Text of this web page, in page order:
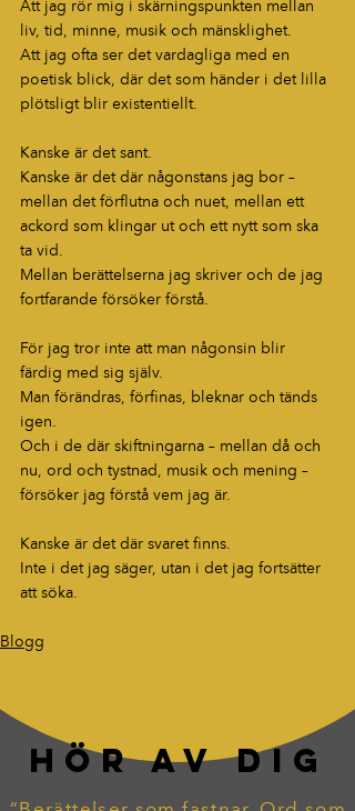
Att jag rör mig i skärningspunkten mellan
liv, tid, minne, musik och mänsklighet.
Att jag ofta ser det vardagliga med en
poetisk blick, där det som händer i det lilla
plötsligt blir existentiellt.
Kanske är det sant.
Kanske är det där någonstans jag bor –
mellan det förflutna och nuet, mellan ett
ackord som klingar ut och ett nytt som ska
ta vid.
Mellan berättelserna jag skriver och de jag
fortfarande försöker förstå.
För jag tror inte att man någonsin blir
färdig med sig själv.
Man förändras, förfinas, bleknar och tänds
igen.
Och i de där skiftningarna – mellan då och
nu, ord och tystnad, musik och mening –
försöker jag förstå vem jag är.
Kanske är det där svaret finns.
Inte i det jag säger, utan i det jag fortsätter
att söka.
Blogg
HÖR AV DIG